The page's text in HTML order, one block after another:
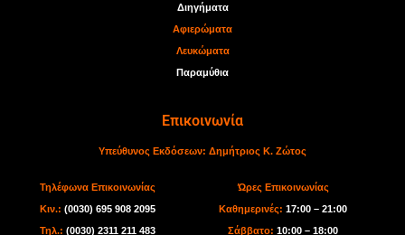
Διηγήματα
Αφιερώματα
Λευκώματα
Παραμύθια
Επικοινωνία
Υπεύθυνος Εκδόσεων: Δημήτριος Κ. Ζώτος
Τηλέφωνα Επικοινωνίας
Κιν.: (0030) 695 908 2095
Τηλ.: (0030) 2311 211 483
Ώρες Επικοινωνίας
Καθημερινές:17:00 – 21:00
Σάββατο: 10:00 – 18:00